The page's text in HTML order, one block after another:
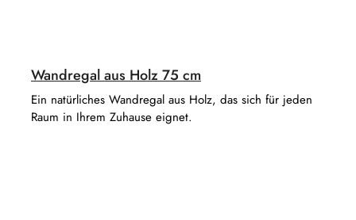
Wandregal aus Holz 75 cm
Ein natürliches Wandregal aus Holz, das sich für jeden
Raum in Ihrem Zuhause eignet.